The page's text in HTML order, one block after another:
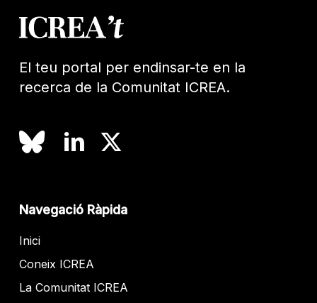
El teu portal per endinsar-te en la
recerca de la Comunitat ICREA.
Navegació Ràpida
Inici
Coneix ICREA
La Comunitat ICREA